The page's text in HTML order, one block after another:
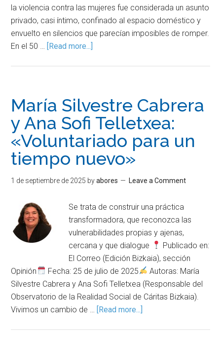
la violencia contra las mujeres fue considerada un asunto
privado, casi íntimo, confinado al espacio doméstico y
envuelto en silencios que parecían imposibles de romper.
En el 50 … [Read more...]
María Silvestre Cabrera
y Ana Sofi Telletxea:
«Voluntariado para un
tiempo nuevo»
1 de septiembre de 2025 byabores Leave a Comment
Se trata de construir una práctica
transformadora, que reconozca las
vulnerabilidades propias y ajenas,
cercana y que dialogue
Publicado en:
El Correo (Edición Bizkaia), sección
Opinión
Fecha: 25 de julio de 2025
Autoras: María
Silvestre Cabrera y Ana Sofi Telletxea (Responsable del
Observatorio de la Realidad Social de Cáritas Bizkaia).
Vivimos un cambio de … [Read more...]